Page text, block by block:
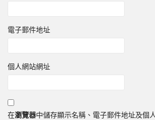
電子郵件地址
個人網站網址
在瀏覽器中儲存顯示名稱、電子郵件地址及個